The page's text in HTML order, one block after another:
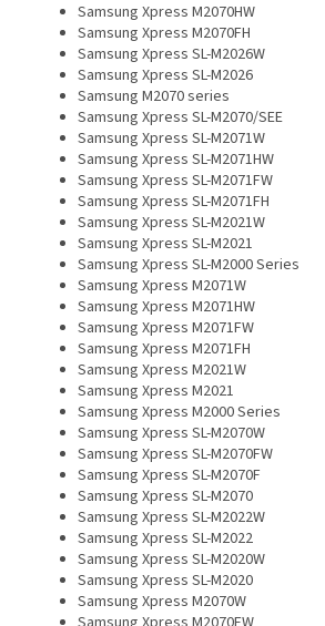
Samsung Xpress M2070HW
Samsung Xpress M2070FH
Samsung Xpress SL-M2026W
Samsung Xpress SL-M2026
Samsung M2070 series
Samsung Xpress SL-M2070/SEE
Samsung Xpress SL-M2071W
Samsung Xpress SL-M2071HW
Samsung Xpress SL-M2071FW
Samsung Xpress SL-M2071FH
Samsung Xpress SL-M2021W
Samsung Xpress SL-M2021
Samsung Xpress SL-M2000 Series
Samsung Xpress M2071W
Samsung Xpress M2071HW
Samsung Xpress M2071FW
Samsung Xpress M2071FH
Samsung Xpress M2021W
Samsung Xpress M2021
Samsung Xpress M2000 Series
Samsung Xpress SL-M2070W
Samsung Xpress SL-M2070FW
Samsung Xpress SL-M2070F
Samsung Xpress SL-M2070
Samsung Xpress SL-M2022W
Samsung Xpress SL-M2022
Samsung Xpress SL-M2020W
Samsung Xpress SL-M2020
Samsung Xpress M2070W